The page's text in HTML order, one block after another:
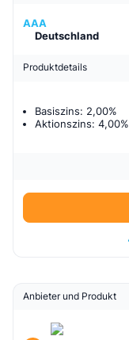
AAA
Deutschland
Produktdetails
Basiszins: 2,00%
Aktionszins: 4,00%
Anbieter und Produkt